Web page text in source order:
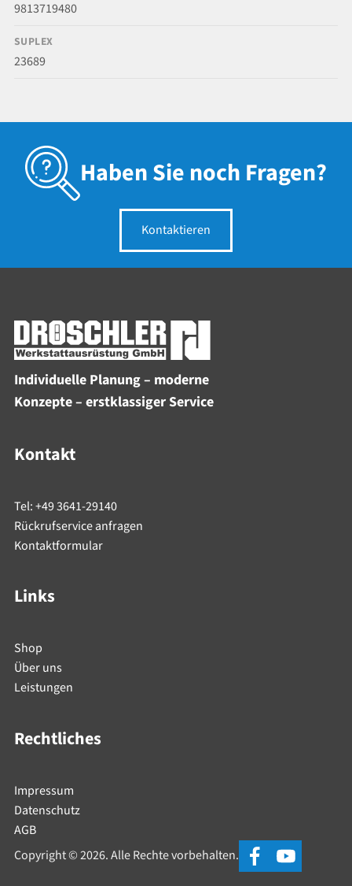
9813719480
SUPLEX
23689
Haben Sie noch Fragen?
Kontaktieren
Individuelle Planung – moderne
Konzepte – erstklassiger Service
Kontakt
Tel: +49 3641-29140
Rückrufservice anfragen
Kontaktformular
Links
Shop
Über uns
Leistungen
Rechtliches
Impressum
Datenschutz
AGB
Copyright © 2026. Alle Rechte vorbehalten.